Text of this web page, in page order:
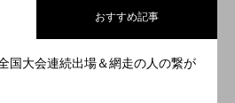
おすすめ記事
国大会連続出場＆網走の人の繋が